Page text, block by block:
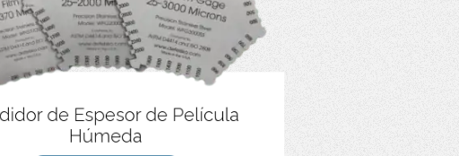
de Espesor de Película
Húmeda
Medición rápida y precisa
líquidos (pinturas,
esmaltes, etc.) mediante muescas calibradas.